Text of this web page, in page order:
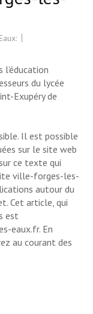
du lycée
Exupéry de
Il est possible
sur le site web
ce texte qui
ville-forges-les-
autour du
Cet article, qui
est
eaux.fr. En
au courant des